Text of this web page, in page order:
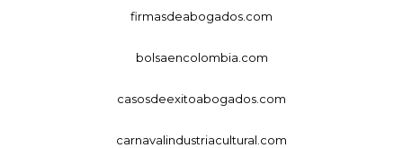
firmasdeabogados.com
bolsaencolombia.com
casosdeexitoabogados.com
carnavalindustriacultural.com